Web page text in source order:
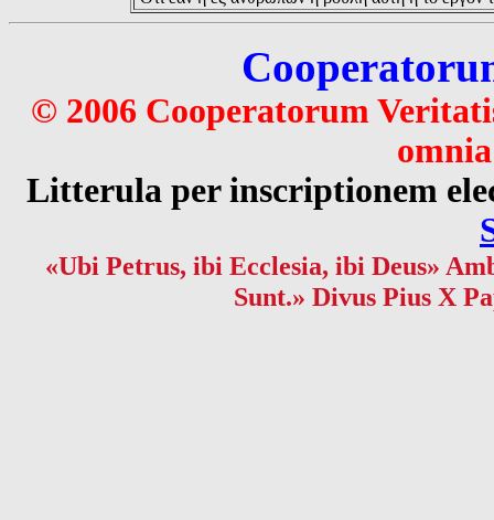
© 2006 Cooperatorum
Litterula per inscriptionem
«Ubi Petrus, ibi Ecclesia, ibi Deus»
Sunt.» Divus Pius X